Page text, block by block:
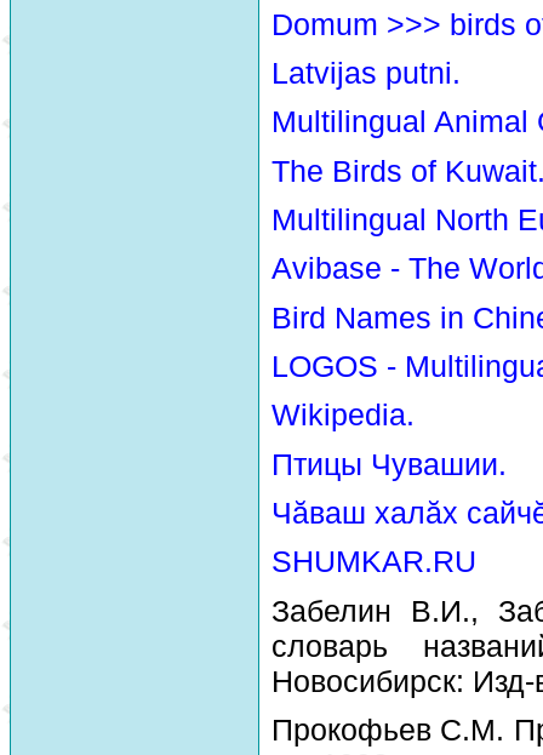
Domum >>> birds
Latvijas putni.
Multilingual Animal
The Birds of
Multilingual North
Avibase - The
Bird Names in
LOGOS -
Wikipedia.
Птицы Чувашии.
Чăваш халăх
SHUMKAR.RU
Забелин В.И.,
словарь
Новосибирск:
Прокофьев С.М.